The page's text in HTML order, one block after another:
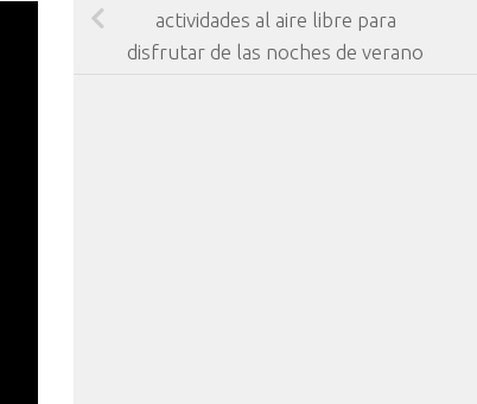
actividades al aire libre para
disfrutar de las noches de verano